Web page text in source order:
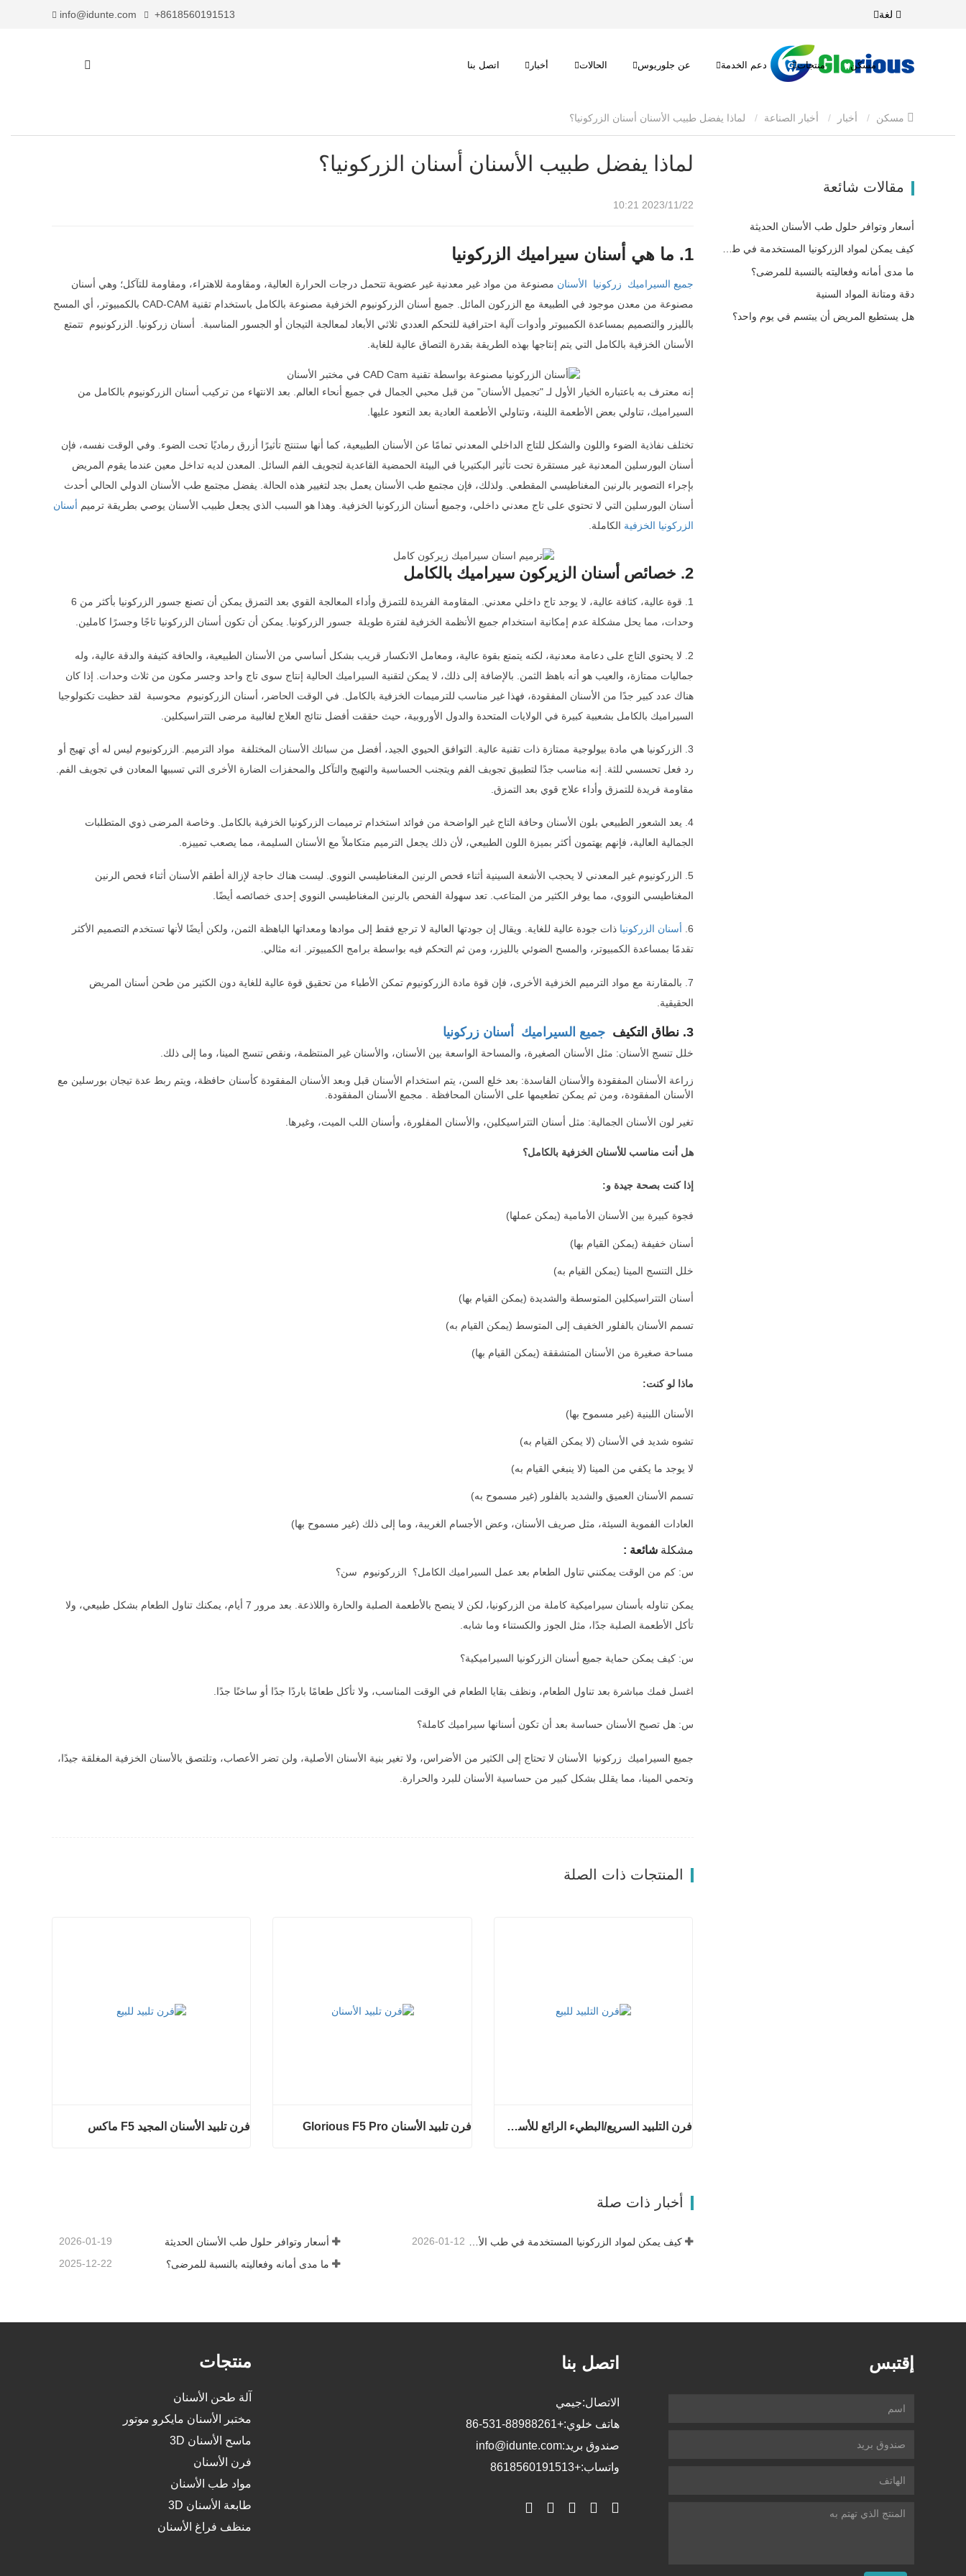
+8618560191513
info@idunte.com لغة
مسكن منتجات دعم الخدمة عن جلوريوس الحالات أخبار اتصل بنا
أخبار أخبار الصناعة
لماذا يفضل طبيب الأسنان أسنان الزركونيا؟
2023/11/22 10:21
1. ما هي أسنان سيراميك الزركونيا
جميع السيراميك زركونيا الأسنان مصنوعة من مواد غير معدنية غير عضوية تتحمل درجات الحرارة العالية، ومقاومة للاهتراء، ومقاومة للتآكل؛ وهي أسنان
مصنوعة من معدن موجود في الطبيعة مع الزركون المائل. جميع أسنان الزركونيوم الخزفية مصنوعة بالكامل باستخدام تقنية CAD-CAM بالكمبيوتر، أي المسح
بالليزر والتصميم بمساعدة الكمبيوتر وأدوات آلية احترافية للتحكم العددي ثلاثي الأبعاد لمعالجة التيجان أو الجسور المناسبة. أسنان زركونيا. الزركونيوم تتمتع
الأسنان الخزفية بالكامل التي يتم إنتاجها بهذه الطريقة بقدرة التصاق عالية للغاية.
إنه معترف به باعتباره الخيار الأول لـ "تجميل الأسنان" من قبل محبي الجمال في جميع أنحاء العالم. بعد الانتهاء من تركيب أسنان الزركونيوم بالكامل من
السيراميك، تناولي بعض الأطعمة اللينة، وتناولي الأطعمة العادية بعد التعود عليها.
تختلف نفاذية الضوء واللون والشكل للتاج الداخلي المعدني تمامًا عن الأسنان الطبيعية، كما أنها ستنتج تأثيرًا أزرق رماديًا تحت الضوء. وفي الوقت نفسه، فإن
أسنان البورسلين المعدنية غير مستقرة تحت تأثير البكتيريا في البيئة الحمضية القاعدية لتجويف الفم السائل. المعدن لديه تداخل معين عندما يقوم المريض
بإجراء التصوير بالرنين المغناطيسي المقطعي. ولذلك، فإن مجتمع طب الأسنان يعمل بجد لتغيير هذه الحالة. يفضل مجتمع طب الأسنان الدولي الحالي أحدث
أسنان البورسلين التي لا تحتوي على تاج معدني داخلي، وجميع أسنان الزركونيا الخزفية. وهذا هو السبب الذي يجعل طبيب الأسنان يوصي بطريقة ترميم أسنان
الزركونيا الخزفية الكاملة.
2. خصائص أسنان الزيركون سيراميك بالكامل
1. قوة عالية، كثافة عالية، لا يوجد تاج داخلي معدني. المقاومة الفريدة للتمزق وأداء المعالجة القوي بعد التمزق يمكن أن تصنع جسور الزركونيا بأكثر من 6
وحدات، مما يحل مشكلة عدم إمكانية استخدام جميع الأنظمة الخزفية لفترة طويلة جسور الزركونيا. يمكن أن تكون أسنان الزركونيا تاجًا وجسرًا كاملين.
2. لا يحتوي التاج على دعامة معدنية، لكنه يتمتع بقوة عالية، ومعامل الانكسار قريب بشكل أساسي من الأسنان الطبيعية، والحافة كثيفة والدقة عالية، وله
جماليات ممتازة، والعيب هو أنه باهظ الثمن. بالإضافة إلى ذلك، لا يمكن لتقنية السيراميك الحالية إنتاج سوى تاج واحد وجسر مكون من ثلاث وحدات. إذا كان
هناك عدد كبير جدًا من الأسنان المفقودة، فهذا غير مناسب للترميمات الخزفية بالكامل. في الوقت الحاضر، أسنان الزركونيوم محوسبة لقد حظيت تكنولوجيا
السيراميك بالكامل بشعبية كبيرة في الولايات المتحدة والدول الأوروبية، حيث حققت أفضل نتائج العلاج لغالبية مرضى التتراسيكلين.
3. الزركونيا هي مادة بيولوجية ممتازة ذات تقنية عالية. التوافق الحيوي الجيد، أفضل من سبائك الأسنان المختلفة مواد الترميم. الزركونيوم ليس له أي تهيج أو
رد فعل تحسسي للثة. إنه مناسب جدًا لتطبيق تجويف الفم ويتجنب الحساسية والتهيج والتآكل والمحفزات الضارة الأخرى التي تسببها المعادن في تجويف الفم.
مقاومة فريدة للتمزق وأداء علاج قوي بعد التمزق.
4. يعد الشعور الطبيعي بلون الأسنان وحافة التاج غير الواضحة من فوائد استخدام ترميمات الزركونيا الخزفية بالكامل. وخاصة المرضى ذوي المتطلبات
الجمالية العالية، فإنهم يهتمون أكثر بميزة اللون الطبيعي، لأن ذلك يجعل الترميم متكاملاً مع الأسنان السليمة، مما يصعب تمييزه.
5. الزركونيوم غير المعدني لا يحجب الأشعة السينية أثناء فحص الرنين المغناطيسي النووي. ليست هناك حاجة لإزالة أطقم الأسنان أثناء فحص الرنين
المغناطيسي النووي، مما يوفر الكثير من المتاعب. تعد سهولة الفحص بالرنين المغناطيسي النووي إحدى خصائصه أيضًا.
6. أسنان الزركونيا ذات جودة عالية للغاية. ويقال إن جودتها العالية لا ترجع فقط إلى موادها ومعداتها الباهظة الثمن، ولكن أيضًا لأنها تستخدم التصميم الأكثر
تقدمًا بمساعدة الكمبيوتر، والمسح الضوئي بالليزر، ومن ثم التحكم فيه بواسطة برامج الكمبيوتر. انه مثالي.
7. بالمقارنة مع مواد الترميم الخزفية الأخرى، فإن قوة مادة الزركونيوم تمكن الأطباء من تحقيق قوة عالية للغاية دون الكثير من طحن أسنان المريض
الحقيقية.
3. نطاق التكيف جميع السيراميك أسنان زركونيا
خلل تنسج الأسنان: مثل الأسنان الصغيرة، والمساحة الواسعة بين الأسنان، والأسنان غير المنتظمة، ونقص تنسج المينا، وما إلى ذلك.
زراعة الأسنان المفقودة والأسنان الفاسدة: بعد خلع السن، يتم استخدام الأسنان قبل وبعد الأسنان المفقودة كأسنان حافظة، ويتم ربط عدة تيجان بورسلين مع
الأسنان المفقودة، ومن ثم يمكن تطعيمها على الأسنان المحافظة . مجمع الأسنان المفقودة.
تغير لون الأسنان الجمالية: مثل أسنان التتراسيكلين، والأسنان المفلورة، وأسنان اللب الميت، وغيرها.
هل أنت مناسب للأسنان الخزفية بالكامل؟
إذا كنت بصحة جيدة و:
فجوة كبيرة بين الأسنان الأمامية (يمكن عملها)
أسنان خفيفة (يمكن القيام بها)
خلل التنسج المينا (يمكن القيام به)
أسنان التتراسيكلين المتوسطة والشديدة (يمكن القيام بها)
تسمم الأسنان بالفلور الخفيف إلى المتوسط ​​(يمكن القيام به)
مساحة صغيرة من الأسنان المتشققة (يمكن القيام بها)
ماذا لو كنت:
الأسنان اللبنية (غير مسموح بها)
تشوه شديد في الأسنان (لا يمكن القيام به)
لا يوجد ما يكفي من المينا (لا ينبغي القيام به)
تسمم الأسنان العميق والشديد بالفلور (غير مسموح به)
العادات الفموية السيئة، مثل صريف الأسنان، وعض الأجسام الغريبة، وما إلى ذلك (غير مسموح بها)
مشكلةشائعة :
س: كم من الوقت يمكنني تناول الطعام بعد عمل السيراميك الكامل؟ الزركونيوم سن؟
يمكن تناوله بأسنان سيراميكية كاملة من الزركونيا، لكن لا ينصح بالأطعمة الصلبة والحارة واللاذعة. بعد مرور 7 أيام، يمكنك تناول الطعام بشكل طبيعي، ولا
تأكل الأطعمة الصلبة جدًا، مثل الجوز والكستناء وما شابه.
س: كيف يمكن حماية جميع أسنان الزركونيا السيراميكية؟
اغسل فمك مباشرة بعد تناول الطعام، ونظف بقايا الطعام في الوقت المناسب، ولا تأكل طعامًا باردًا جدًا أو ساخنًا جدًا.
س: هل تصبح الأسنان حساسة بعد أن تكون أسنانها سيراميك كاملة؟
جميع السيراميك زركونيا الأسنان لا تحتاج إلى الكثير من الأضراس، ولا تغير بنية الأسنان الأصلية، ولن تضر الأعصاب، وتلتصق بالأسنان الخزفية المغلقة جيدًا،
وتحمي المينا، مما يقلل بشكل كبير من حساسية الأسنان للبرد والحرارة.
المنتجات ذات الصلة
فرن تلبيد الأسنان المجيد F5 ماكس فرن تلبيد الأسنان Glorious F5 Pro فرن التلبيد السريع/البطيء الرائع للأسنان
أخبار ذات صلة
أسعار وتوافر حلول طب الأسنان الحديثة 2026-01-19 كيف يمكن لمواد الزركونيا المستخدمة في طب الأسنان أن تساهم في نجاحك؟ 2026-01-12
ما مدى أمانه وفعاليته بالنسبة للمرضى؟ 2025-12-22
مقالات شائعة
أسعار وتوافر حلول طب الأسنان الحديثة
كيف يمكن لمواد الزركونيا المستخدمة في طب الأسنان أن تساهم في نجاحك؟
ما مدى أمانه وفعاليته بالنسبة للمرضى؟
دقة ومتانة المواد السنية
هل يستطيع المريض أن يبتسم في يوم واحد؟
منتجات
آلة طحن الأسنان
مختبر الأسنان مايكرو موتور
ماسح الأسنان 3D
فرن الأسنان
مواد طب الأسنان
طابعة الأسنان 3D
منظف فراغ الأسنان
اتصل بنا
الاتصال:جيمي
هاتف خلوي:+86-531-88988261
صندوق بريد:info@idunte.com
واتساب:+8618560191513
إقتبس